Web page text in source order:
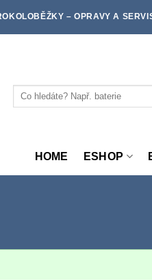
– OPRAVY A
Hledat:
HOME ESHOP